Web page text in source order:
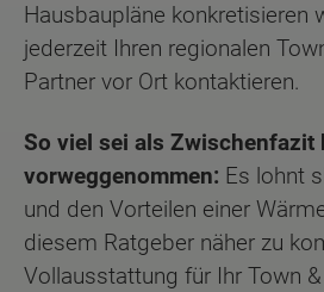
Hausbaupläne konkretisieren
jederzeit Ihren regionalen
Partner vor Ort kontaktieren.
So viel sei als Zwischenfazit
vorweggenommen: Es lohnt
und den Vorteilen einer
diesem Ratgeber näher zu
Vollausstattung für Ihr Town